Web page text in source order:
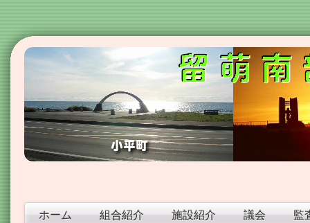
ホーム 組合紹介 施設紹介 議会 監